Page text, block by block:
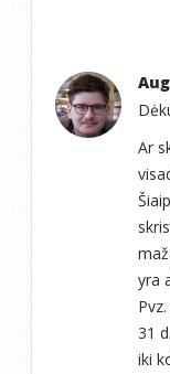
Ar
yra
31
iki